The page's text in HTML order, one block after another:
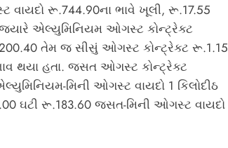
વાયદો રૂ.744.90ના ભાવે ખૂલી, રૂ.17.55
એલ્યુમિનિયમ ઓગસ્ટ કોન્ટ્રેક્ટ
તેમ જ સીસું ઓગસ્ટ કોન્ટ્રેક્ટ રૂ.1.15
થયા હતા. જસત ઓગસ્ટ કોન્ટ્રેક્ટ
મિની ઓગસ્ટ વાયદો 1 કિલોદીઠ
ઘટી રૂ.183.60 જસત-મિની ઓગસ્ટ વાયદો